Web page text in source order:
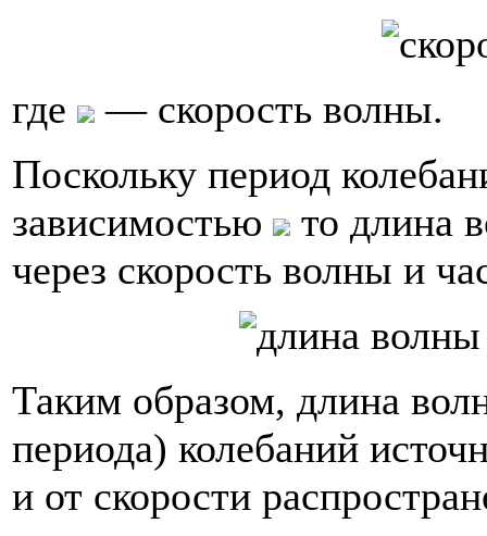
где
— скорость волны.
Поскольку период
зависимостью
то длина
через скорость волны и
Таким образом, длина
периода) колебаний
и от скорости